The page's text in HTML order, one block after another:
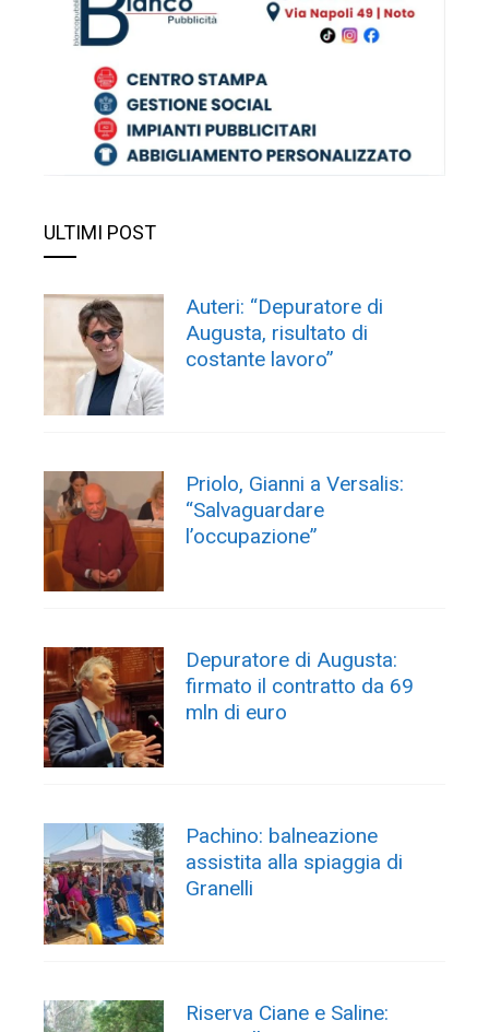
ULTIMI POST
Auteri: “Depuratore di
Augusta, risultato di
costante lavoro”
Priolo, Gianni a Versalis:
“Salvaguardare
l’occupazione”
Depuratore di Augusta:
firmato il contratto da 69
mln di euro
Pachino: balneazione
assistita alla spiaggia di
Granelli
Riserva Ciane e Saline: